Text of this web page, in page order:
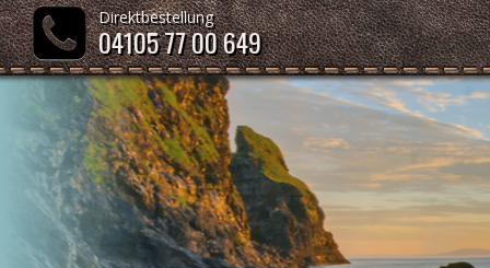
Direktbestellung
04105 77 00 649